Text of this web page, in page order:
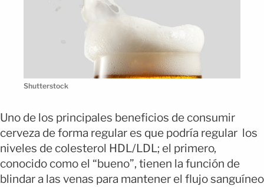
Shutterstock
Uno de los principales beneficios de consumir
cerveza de forma regular es que podría regular los
niveles de colesterol HDL/LDL; el primero,
conocido como el “bueno”, tienen la función de
blindar a las venas para mantener el flujo sanguíneo